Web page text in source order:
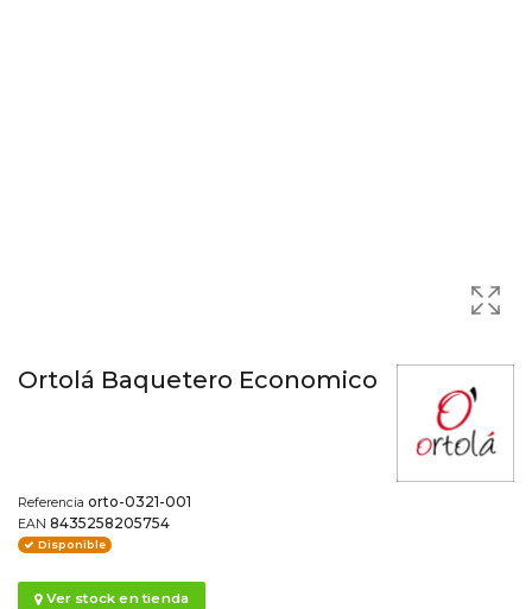
Ortolá Baquetero Economico
Referencia orto-0321-001
EAN 8435258205754
Disponible
Ver stock en tienda